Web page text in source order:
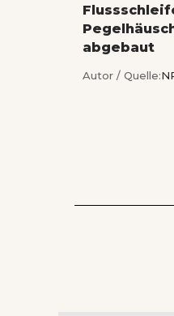
abgebaut
Autor / Quelle: